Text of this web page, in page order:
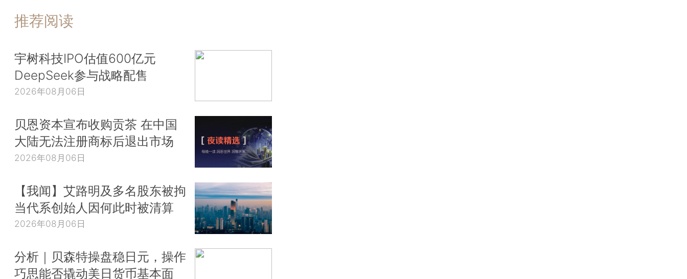
推荐阅读
宇树科技IPO估值600亿元
DeepSeek参与战略配售
2026年08月06日
贝恩资本宣布收购贡茶 在中国
大陆无法注册商标后退出市场
2026年08月06日
【我闻】艾路明及多名股东被拘
当代系创始人因何此时被清算
2026年08月06日
分析｜贝森特操盘稳日元，操作
巧思能否撬动美日货币基本面